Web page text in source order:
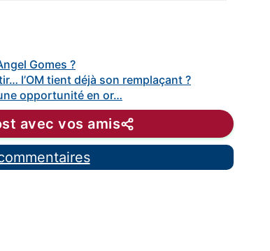
Gomes ?
l’OM tient déjà son remplaçant ?
opportunité en or…
avec vos amis